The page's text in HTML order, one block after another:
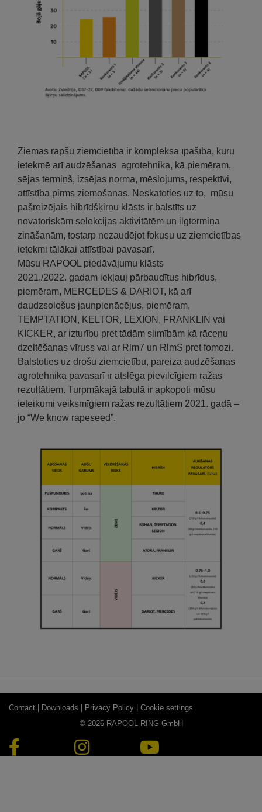
Ziemas rapšu ziemcietība ir kompleksa īpašība, kuru
ietekmē arī audzēšanas agrotehnika, kā piemēram,
sējas termiņš, izsējas norma, mēslojums, respektīvi,
attīstība pirms ziemošanas. Neskatoties uz to, mūsu
pašreizējais hibrīdšķirņu klāsts ir balstīts uz
novatoriskām selekcijas aktivitātēm un ilgtermiņa
zināšanām, tostarp nezaudējot fokusu uz ziemcietības
ietekmi tālākai attīstībai pavasarī.
Mūsu RAPOOL piedāvājumu klāsts
2021./2022. gadam iekļauj pārbaudītus hibrīdus,
piemēram, MERCEDES & DARIOT, kā arī
daudzsološus jaunpienācējus, piemēram,
TEMPTATION, KELTOR, LEXION, FRANKLIN vai
KICKER, ar izturību pret tādām slimībām kā rāceņu
dzeltēšanas vīruss vai ar Rlm7 un RlmS pret fomozi.
Balstoties uz drošu ziemcietību, pareiza audzēšanas
agrotehnika pavasarī ir atslēga pievilcīgiem ražas
rezultātiem. Turpmākajā tabulā ir apkopoti mūsu
ieteikumi veiksmīgiem ražas rezultātiem 2021. gadā –
jo “We know rapeseed”.
Contact | Downloads | Privacy Policy | Cookie settings
© 2026 RAPOOL-RING GmbH